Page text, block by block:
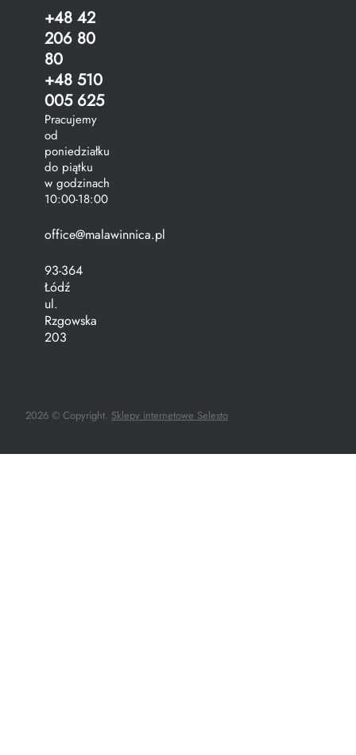
+48 42
206 80
80
+48 510
005 625
Pracujemy
od
poniedziałku
do piątku
w godzinach
10:00-18:00
office@malawinnica.pl
93-364
Łódź
ul.
Rzgowska
203
2026 © Copyright. Sklepy internetowe Selesto